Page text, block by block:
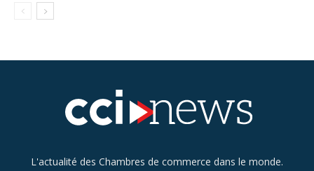
L'actualité des Chambres de commerce dans le monde.